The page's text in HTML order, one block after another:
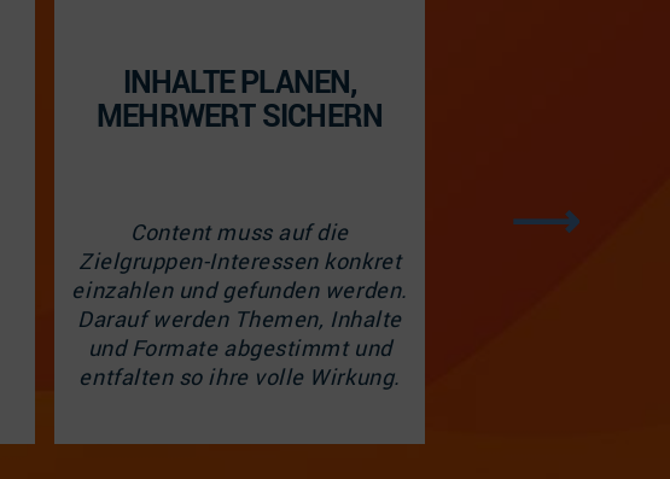
INHALTE PLANEN,
MEHRWERT SICHERN
Content muss auf die
Zielgruppen-Interessen konkret
einzahlen und gefunden werden.
Darauf werden Themen, Inhalte
und Formate abgestimmt und
entfalten so ihre volle Wirkung.
Eine klare